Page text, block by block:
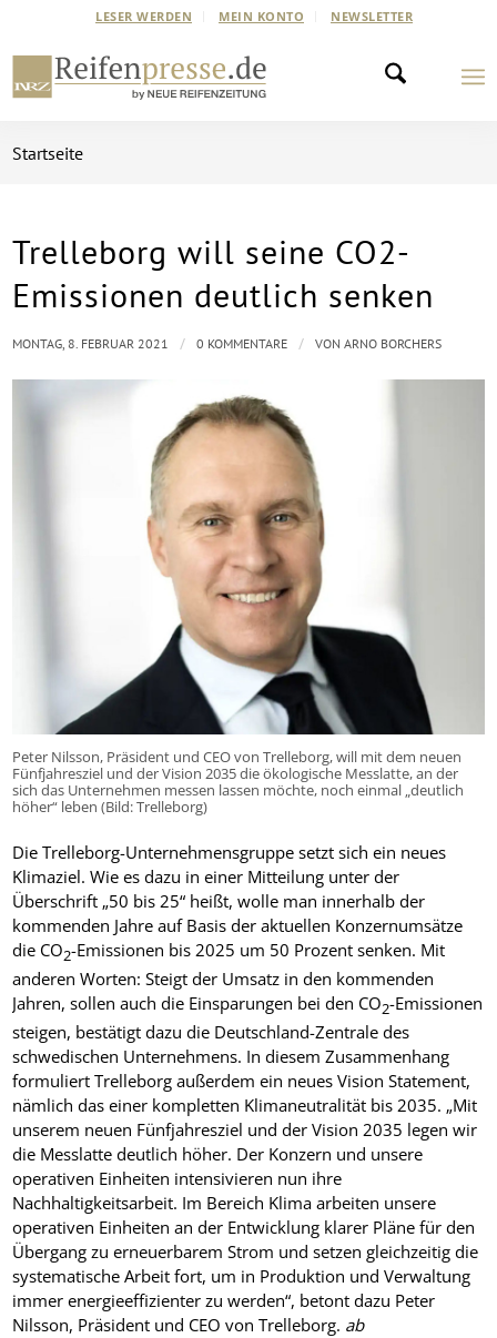
LESER WERDEN MEIN KONTO NEWSLETTER
Startseite
Trelleborg will seine CO2-
Emissionen deutlich senken
Peter Nilsson, Präsident und CEO von Trelleborg, will mit dem neuen
Fünfjahresziel und der Vision 2035 die ökologische Messlatte, an der
sich das Unternehmen messen lassen möchte, noch einmal „deutlich
höher“ leben (Bild: Trelleborg)
Die Trelleborg-Unternehmensgruppe setzt sich ein neues
Klimaziel. Wie es dazu in einer Mitteilung unter der
Überschrift „50 bis 25“ heißt, wolle man innerhalb der
kommenden Jahre auf Basis der aktuellen Konzernumsätze
die CO2-Emissionen bis 2025 um 50 Prozent senken. Mit
anderen Worten: Steigt der Umsatz in den kommenden
Jahren, sollen auch die Einsparungen bei den CO2-Emissionen
steigen, bestätigt dazu die Deutschland-Zentrale des
schwedischen Unternehmens. In diesem Zusammenhang
formuliert Trelleborg außerdem ein neues Vision Statement,
nämlich das einer kompletten Klimaneutralität bis 2035. „Mit
unserem neuen Fünfjahresziel und der Vision 2035 legen wir
die Messlatte deutlich höher. Der Konzern und unsere
operativen Einheiten intensivieren nun ihre
Nachhaltigkeitsarbeit. Im Bereich Klima arbeiten unsere
operativen Einheiten an der Entwicklung klarer Pläne für den
Übergang zu erneuerbarem Strom und setzen gleichzeitig die
systematische Arbeit fort, um in Produktion und Verwaltung
immer energieeffizienter zu werden“, betont dazu Peter
Nilsson, Präsident und CEO von Trelleborg. ab
MONTAG, 8. FEBRUAR 2021 / 0 KOMMENTARE / VONARNO BORCHERS